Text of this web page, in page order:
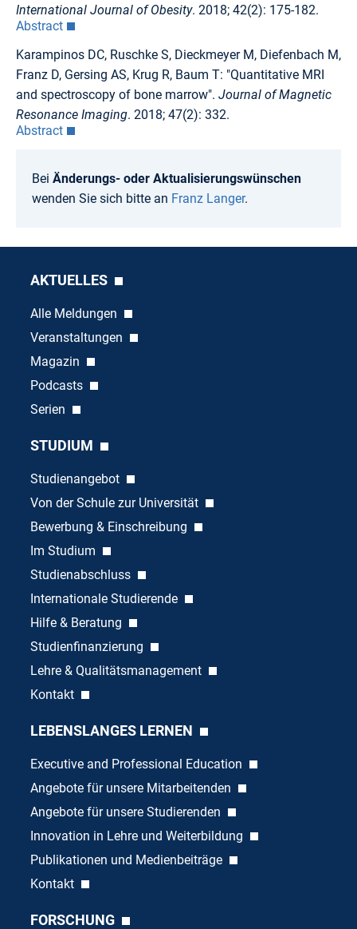
International Journal of Obesity. 2018; 42(2): 175-182.
Abstract
Karampinos DC, Ruschke S, Dieckmeyer M, Diefenbach M,
Franz D, Gersing AS, Krug R, Baum T: "Quantitative MRI
and spectroscopy of bone marrow". Journal of Magnetic
Resonance Imaging. 2018; 47(2): 332.
Abstract
Bei Änderungs- oder Aktualisierungswünschen
wenden Sie sich bitte an Franz Langer.
AKTUELLES
Alle Meldungen
Veranstaltungen
Magazin
Podcasts
Serien
STUDIUM
Studienangebot
Von der Schule zur Universität
Bewerbung & Einschreibung
Im Studium
Studienabschluss
Internationale Studierende
Hilfe & Beratung
Studienfinanzierung
Lehre & Qualitätsmanagement
Kontakt
LEBENSLANGES LERNEN
Executive and Professional Education
Angebote für unsere Mitarbeitenden
Angebote für unsere Studierenden
Innovation in Lehre und Weiterbildung
Publikationen und Medienbeiträge
Kontakt
FORSCHUNG